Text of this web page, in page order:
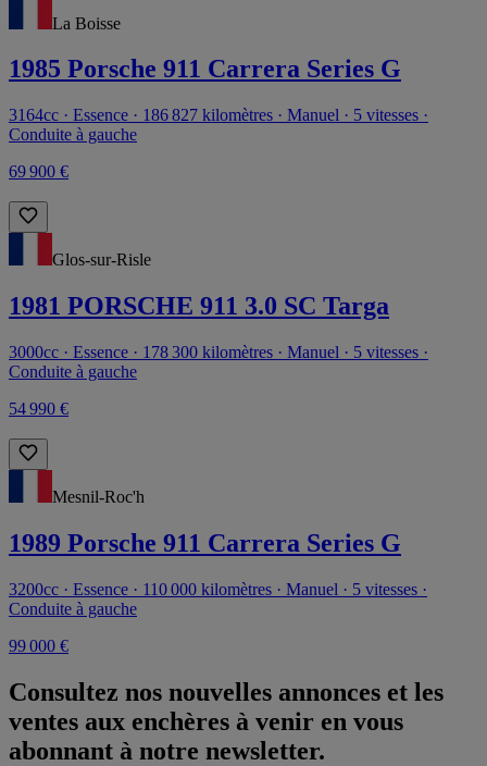
La Boisse
1985 Porsche 911 Carrera Series G
3164cc · Essence · 186 827 kilomètres · Manuel · 5 vitesses ·
Conduite à gauche
69 900 €
Glos-sur-Risle
1981 PORSCHE 911 3.0 SC Targa
3000cc · Essence · 178 300 kilomètres · Manuel · 5 vitesses ·
Conduite à gauche
54 990 €
Mesnil-Roc'h
1989 Porsche 911 Carrera Series G
3200cc · Essence · 110 000 kilomètres · Manuel · 5 vitesses ·
Conduite à gauche
99 000 €
Consultez nos nouvelles annonces et les
ventes aux enchères à venir en vous
abonnant à notre newsletter.